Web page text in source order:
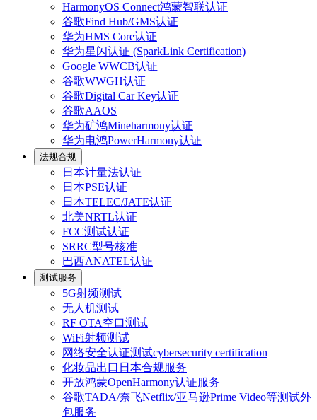
HarmonyOS Connect鸿蒙智联认证
谷歌Find Hub/GMS认证
华为HMS Core认证
华为星闪认证 (SparkLink Certification)
Google WWCB认证
谷歌WWGH认证
谷歌Digital Car Key认证
谷歌AAOS
华为矿鸿Mineharmony认证
华为电鸿PowerHarmony认证
法规合规
日本计量法认证
日本PSE认证
日本TELEC/JATE认证
北美NRTL认证
FCC测试认证
SRRC型号核准
巴西ANATEL认证
测试服务
5G射频测试
无人机测试
RF OTA空口测试
WiFi射频测试
网络安全认证测试cybersecurity certification
化妆品出口日本合规服务
开放鸿蒙OpenHarmony认证服务
谷歌TADA/奈飞Netflix/亚马逊Prime Video等测试外
包服务